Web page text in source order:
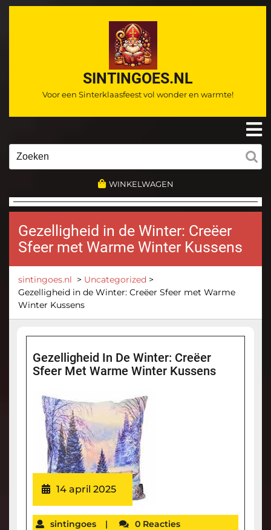
Ga
SINTINGOES.NL
Voor een Sinterklaasfeest vol wonder en warmte!
WINKELWAGEN
Gezelligheid in de Winter: Creëer
Sfeer met Warme Winter Kussens
sintingoes.nl > Uncategorized >
Gezelligheid in de Winter: Creëer Sfeer met Warme
Winter Kussens
Gezelligheid In De Winter: Creëer
Sfeer Met Warme Winter Kussens
14 april 2025
sintingoes | 0 Reacties